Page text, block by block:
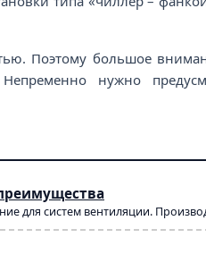
Поэтому большое
нужно
для систем вентиляции.